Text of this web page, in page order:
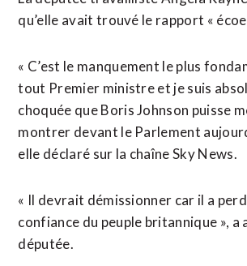
qu’elle avait trouvé le rapport «
« C’est le manquement le plus
tout Premier ministre et je suis
choquée que Boris Johnson puisse
montrer devant le Parlement
elle déclaré sur la chaîne Sky News.
« Il devrait démissionner car il a
confiance du peuple britannique », a
députée.